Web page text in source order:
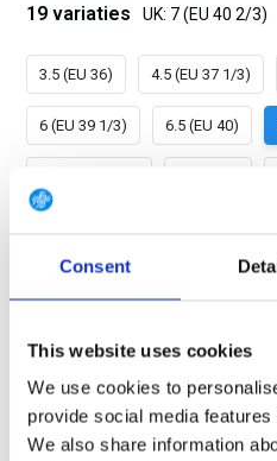
Consent
This website uses cookies
We use cookies to
provide social media
We also share information
19 variaties UK: 7 (EU 40 2/3)
3.5 (EU 36) 4.5 (EU 37 1/3)
6 (EU 39 1/3) 6.5 (EU 40)
10.5 (EU 45 1/3) 11 (EU 46)
14.5 (EU 50 2/3)